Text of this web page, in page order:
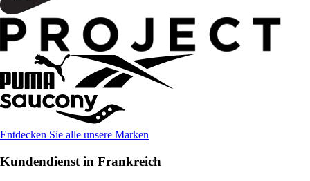
Entdecken Sie alle unsere Marken
Kundendienst in Frankreich